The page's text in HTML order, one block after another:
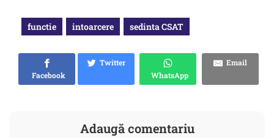
functie intoarcere sedinta CSAT
Facebook
Twitter
WhatsApp
Email
Adaugă comentariu